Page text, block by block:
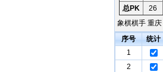
总PK
26
象棋棋手 重庆
序号
统计
1
2